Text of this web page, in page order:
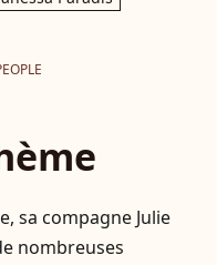
sa compagne Julie
nombreuses